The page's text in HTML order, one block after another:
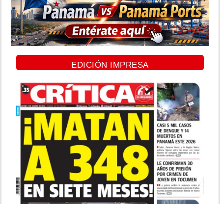
EDICIÓN IMPRESA